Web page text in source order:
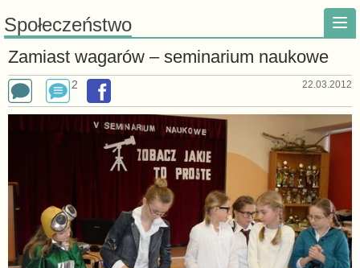
Społeczeństwo
Zamiast wagarów – seminarium naukowe
2 22.03.2012